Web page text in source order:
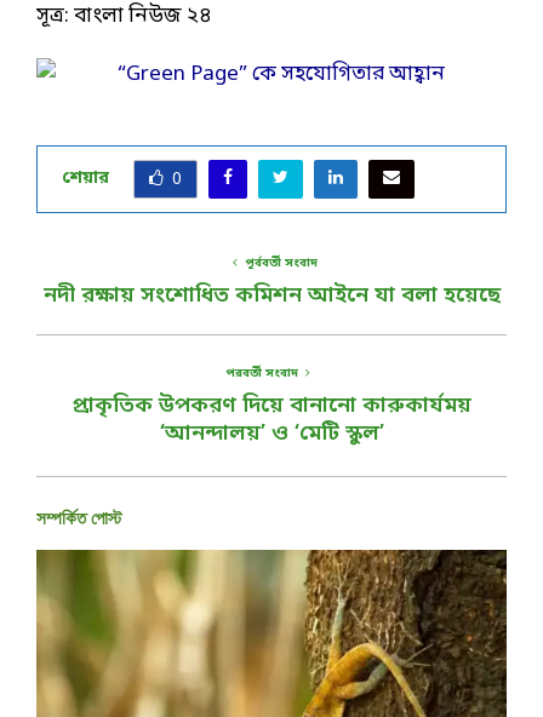
সূত্র: বাংলা নিউজ ২৪
শেয়ার 0
পূর্ববর্তী সংবাদ
নদী রক্ষায় সংশোধিত কমিশন আইনে যা বলা হয়েছে
পরবর্তী সংবাদ
প্রাকৃতিক উপকরণ দিয়ে বানানো কারুকার্যময়
‘আনন্দালয়’ ও ‘মেটি স্কুল’
সম্পর্কিত পোস্ট